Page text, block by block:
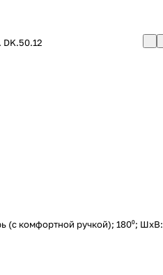
DK.50.12
(с комфортной ручкой); 180⁰; ШхВ: